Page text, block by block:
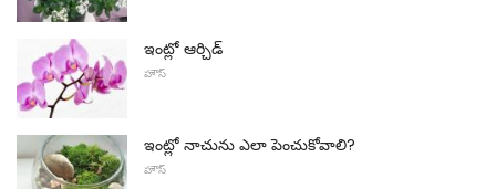
ఇంట్లో ఆర్చిడ్
హౌస్
ఇంట్లో నాచును ఎలా పెంచుకోవాలి?
హౌస్